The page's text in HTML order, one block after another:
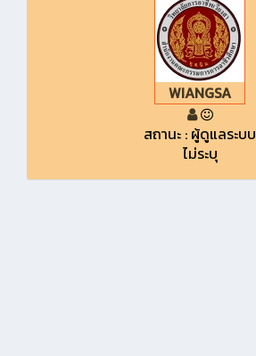
WIANGSA
สถานะ : ผู้ดูแลระบบ
ไม่ระบุ